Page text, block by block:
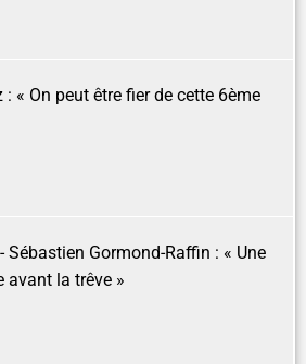
: « On peut être fier de cette 6ème
Sébastien Gormond-Raffin : « Une
avant la trêve »